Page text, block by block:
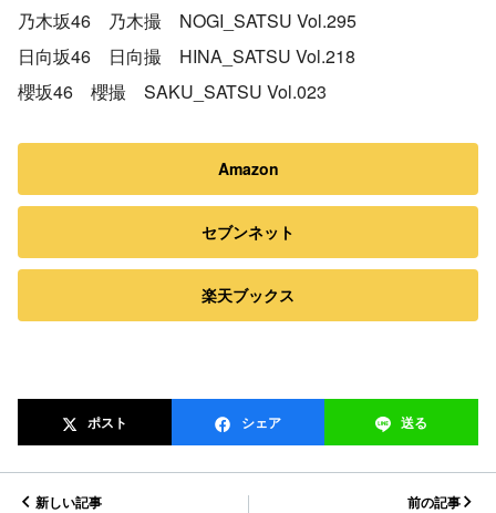
乃木坂46 乃木撮 NOGI_SATSU Vol.295
日向坂46 日向撮 HINA_SATSU Vol.218
櫻坂46 櫻撮 SAKU_SATSU Vol.023
Amazon
セブンネット
楽天ブックス
ポスト シェア 送る
新しい記事 前の記事